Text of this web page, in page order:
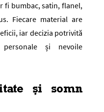
fi bumbac, satin, flanel,
Fiecare material are
iar decizia potrivită
și nevoile
și somn